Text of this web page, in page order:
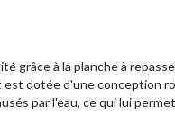
grâce à la planche à
dotée d'une conception
par l'eau, ce qui lui